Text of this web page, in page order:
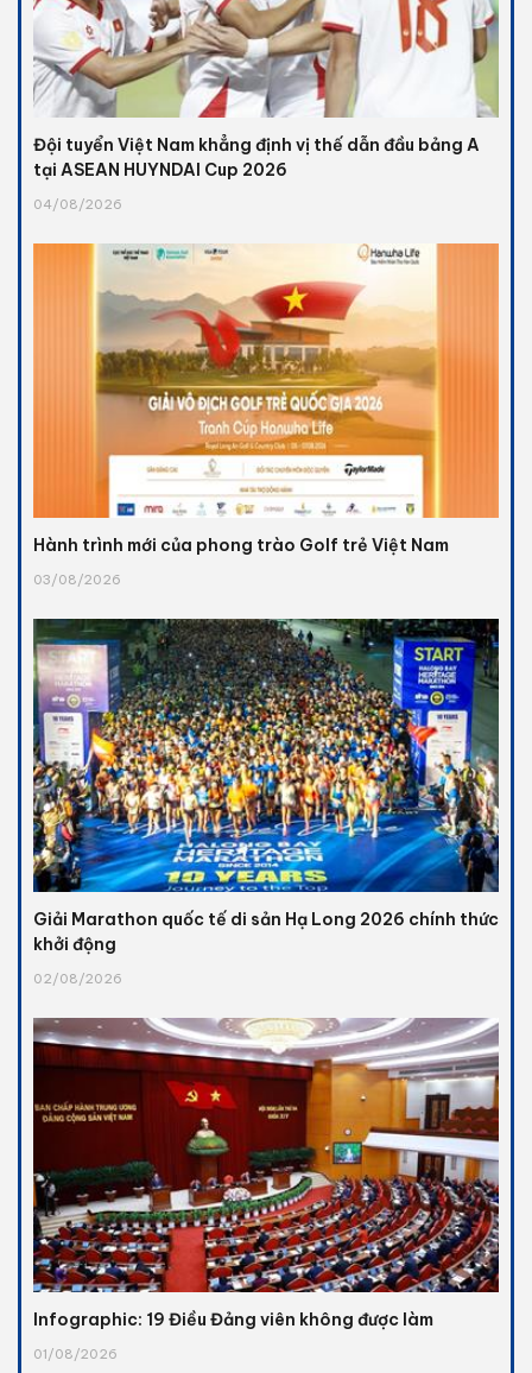
Đội tuyển Việt Nam khẳng định vị thế dẫn đầu bảng A
tại ASEAN HUYNDAI Cup 2026
04/08/2026
Hành trình mới của phong trào Golf trẻ Việt Nam
03/08/2026
Giải Marathon quốc tế di sản Hạ Long 2026 chính thức
khởi động
02/08/2026
Infographic: 19 Điều Đảng viên không được làm
01/08/2026